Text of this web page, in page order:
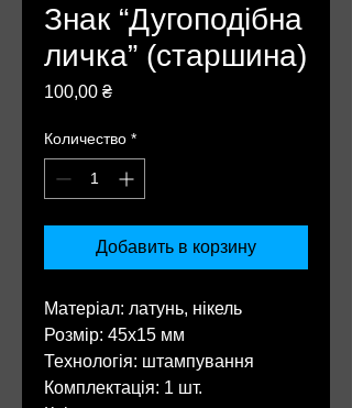
Знак “Дугоподібна
личка” (старшина)
100,00 ₴Цена
Количество *
Добавить в корзину
Матеріал: латунь, нікель
Розмір: 45х15 мм
Технологія: штампування
Комплектація: 1 шт.